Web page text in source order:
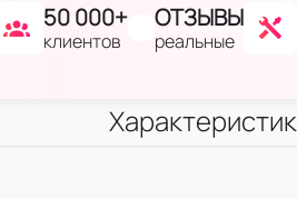
50 000+
клиентов
ОТЗЫВЫ
реальные